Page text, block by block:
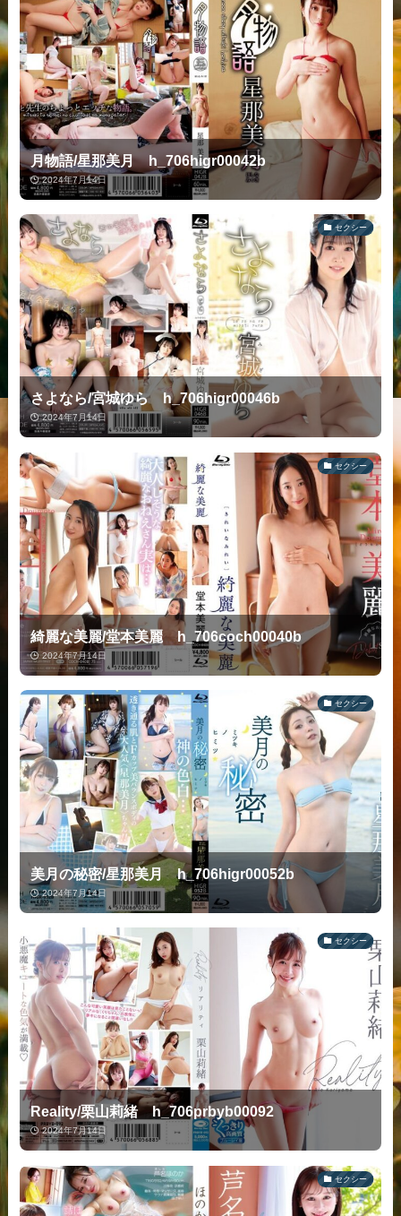
月物語/星那美月 h_706higr00042b
2024年7月14日
セクシー
さよなら/宮城ゆら h_706higr00046b
2024年7月14日
セクシー
綺麗な美麗/堂本美麗 h_706coch00040b
2024年7月14日
セクシー
美月の秘密/星那美月 h_706higr00052b
2024年7月14日
セクシー
Reality/栗山莉緒 h_706prbyb00092
2024年7月14日
セクシー